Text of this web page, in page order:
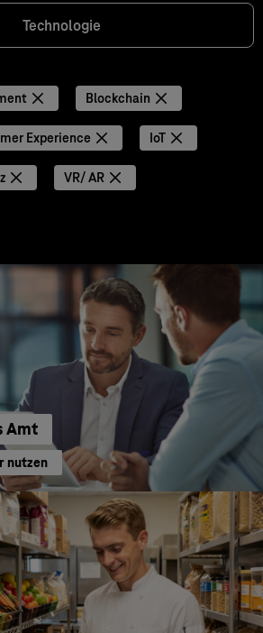
Technologie
Blockchain
Experience IoT
VR/ AR
Amt
nutzen